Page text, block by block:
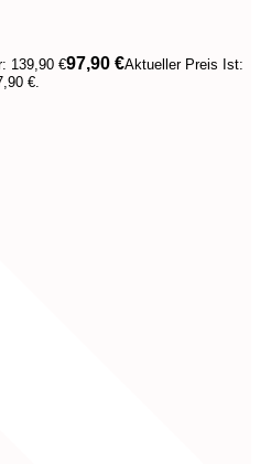
139,90 €97,90 €Aktueller Preis Ist:
€.